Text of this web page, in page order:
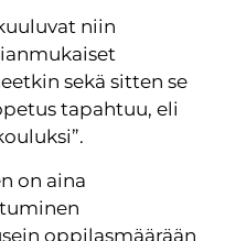
niin
sekä sitten se
tapahtuu, eli
on aina
oppilasmäärään